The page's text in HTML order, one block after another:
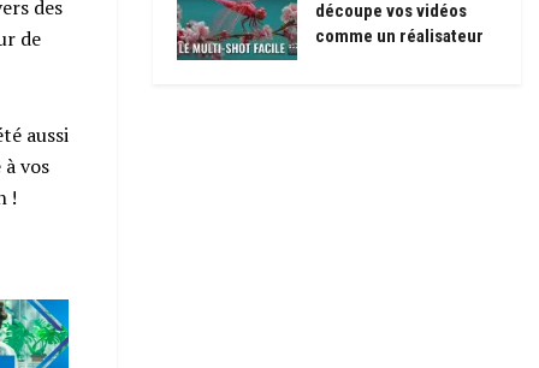
des
de
aussi
vos
!
découpe vos vidéos
comme un réalisateur